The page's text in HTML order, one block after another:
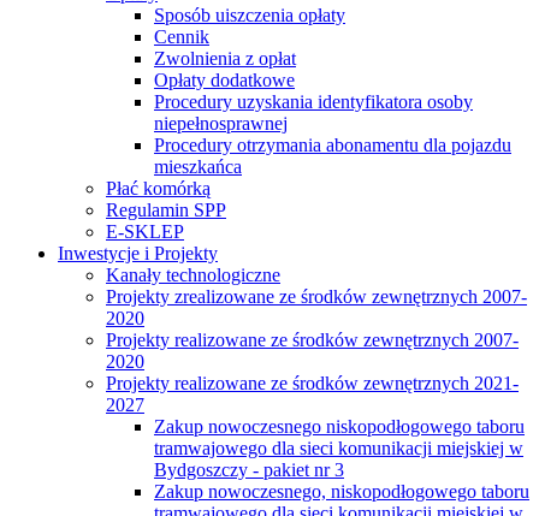
Sposób uiszczenia opłaty
Cennik
Zwolnienia z opłat
Opłaty dodatkowe
Procedury uzyskania identyfikatora osoby
niepełnosprawnej
Procedury otrzymania abonamentu dla pojazdu
mieszkańca
Płać komórką
Regulamin SPP
E-SKLEP
Inwestycje i Projekty
Kanały technologiczne
Projekty zrealizowane ze środków zewnętrznych 2007-
2020
Projekty realizowane ze środków zewnętrznych 2007-
2020
Projekty realizowane ze środków zewnętrznych 2021-
2027
Zakup nowoczesnego niskopodłogowego taboru
tramwajowego dla sieci komunikacji miejskiej w
Bydgoszczy - pakiet nr 3
Zakup nowoczesnego, niskopodłogowego taboru